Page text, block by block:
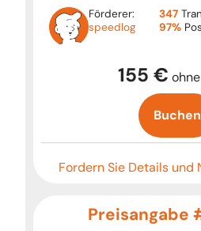
Förderer:
speedlog
347
97%
155 €
Buchen
Fordern Sie Details und
Preisangabe